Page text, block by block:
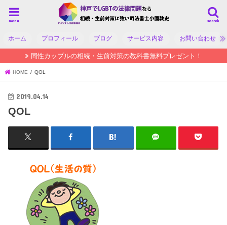
search
menu
ホーム プロフィール ブログ サービス内容 お問い合わせ
同性カップルの相続・生前対策の教科書無料プレゼント！
HOME QOL
2019.04.14
QOL